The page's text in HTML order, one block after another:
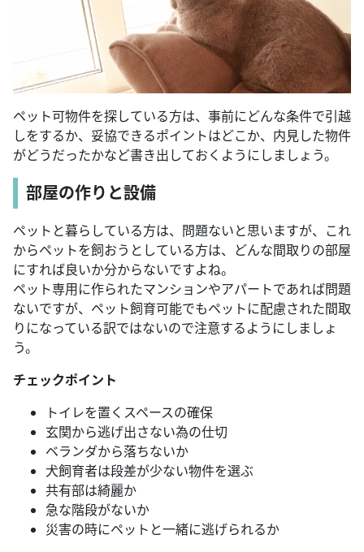
ペット可物件を探している方は、事前にどんな条件で引越
しをするか、妥協できるポイントはどこか、内見した物件
がどうだったかなど書き出しておくようにしましょう。
部屋の作りと設備
ペットと暮らしている方は、問題ないと思いますが、これ
からペットを飼おうとしている方は、どんな間取りの部屋
にすれば良いか分からないですよね。
ペット専用に作られたマンションやアパートであれば問題
ないですが、ペット飼育可能でもペットに配慮された間取
りになっている訳ではないので注意するようにしましょ
う。
チェックポイント
トイレを置くスペースの確保
玄関から逃げ出さない為の仕切
ベランダから落ちないか
犬飼育者は段差が少ない物件を選ぶ
共有部は綺麗か
急な階段がないか
災害の時にペットと一緒に逃げられるか